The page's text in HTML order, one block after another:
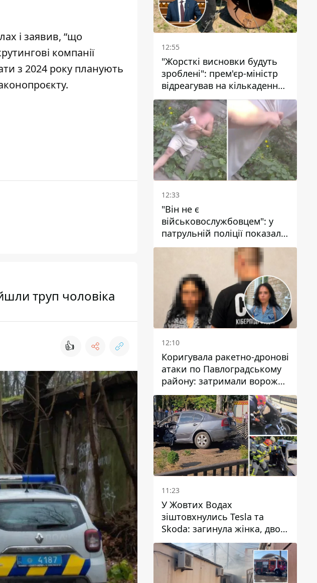
і заявив, “що
компанії
з 2024 року планують
.
труп чоловіка
👍
12:55
"Жорсткі висновки будуть
зроблені": прем'єр-міністр
відреагував на кількаденну
відсутність води у Марганці
12:33
"Він не є
військовослужбовцем": у
патрульній поліції показали
відео конфлікту з чоловіком
без ноги на проспекті Поля
12:10
Коригувала ракетно-дронові
атаки по Павлоградському
району: затримали ворожу
агентку
11:23
У Жовтих Водах
зіштовхнулись Tesla та
Skoda: загинула жінка, двоє
людей постраждали